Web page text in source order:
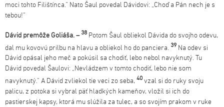
moci tohto Filištínca.“ Nato Šaul povedal Dávidovi: „Choď a Pán nech je s
tebou!“
Dávid premôže Goliáša. – 38 Potom Šaul obliekol Dávida do svojho odevu,
dal mu kovovú prilbu na hlavu a obliekol ho do panciera. 39 Na odev si
Dávid opásal jeho meč a pokúsil sa chodiť, lebo nebol navyknutý. Tu
Dávid povedal Šaulovi: „Nevládzem v tomto chodiť, lebo nie som
navyknutý.“ A Dávid zvliekol tie veci zo seba, 40 vzal si do ruky svoju
palicu, z potoka si vybral päť hladkých kameňov, vložil si ich do
pastierskej kapsy, ktorá mu slúžila za tulec, a so svojím prakom v ruke